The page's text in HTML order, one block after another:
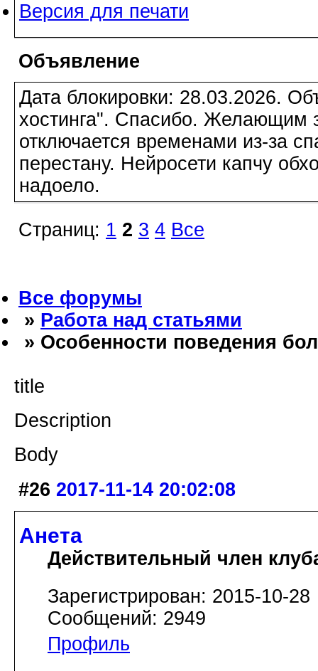
Версия для печати
Объявление
Дата блокировки: 28.03.2026.
хостинга". Спасибо. Желающим
отключается временами из-за
перестану. Нейросети капчу
надоело.
Страниц: 1 2 3 4 Все
Все форумы
» Работа над статьями
» Особенности поведения
title
Description
Body
#26 2017-11-14 20:02:08
Анета
Действительный член
Зарегистрирован: 2015-10-28
Сообщений: 2949
Профиль